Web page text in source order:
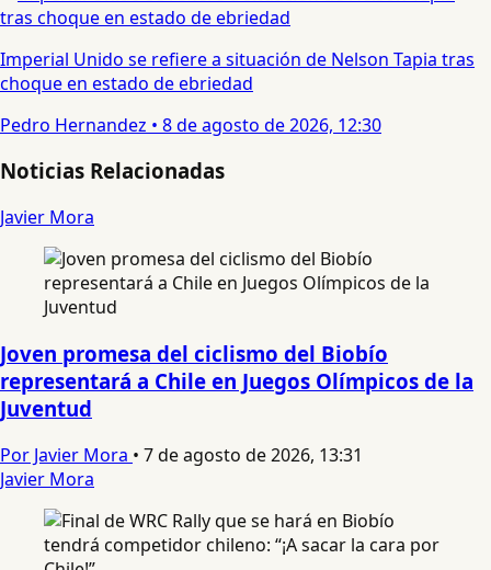
Imperial Unido se refiere a situación de Nelson Tapia tras
choque en estado de ebriedad
Pedro Hernandez • 8 de agosto de 2026, 12:30
Noticias Relacionadas
Javier Mora
Joven promesa del ciclismo del Biobío
representará a Chile en Juegos Olímpicos de la
Juventud
Por Javier Mora • 7 de agosto de 2026, 13:31
Javier Mora